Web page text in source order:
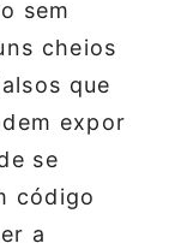
sem
cheios
que
expor
se
código
a